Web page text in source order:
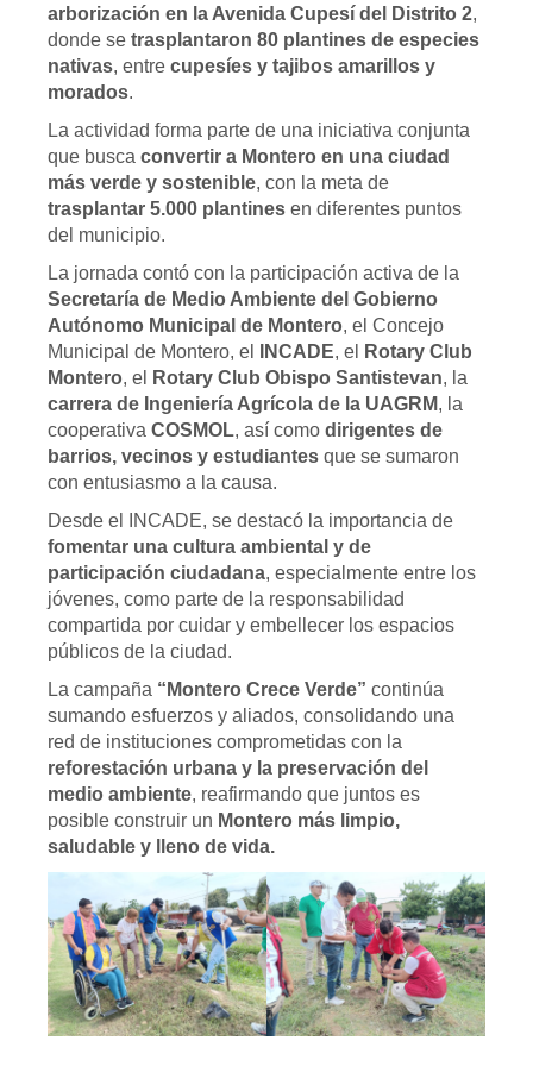
arborización en la Avenida Cupesí del Distrito 2,
donde se trasplantaron 80 plantines de especies
nativas, entre cupesíes y tajibos amarillos y
morados.
La actividad forma parte de una iniciativa conjunta
que busca convertir a Montero en una ciudad
más verde y sostenible, con la meta de
trasplantar 5.000 plantines en diferentes puntos
del municipio.
La jornada contó con la participación activa de la
Secretaría de Medio Ambiente del Gobierno
Autónomo Municipal de Montero, el Concejo
Municipal de Montero, el
INCADE, el
Rotary Club
Montero, el Rotary Club Obispo Santistevan, la
carrera de Ingeniería Agrícola de la UAGRM, la
cooperativa COSMOL, así como dirigentes de
barrios, vecinos y estudiantes que se sumaron
con entusiasmo a la causa.
Desde el INCADE, se destacó la importancia de
fomentar una cultura ambiental y de
participación ciudadana, especialmente entre los
jóvenes, como parte de la responsabilidad
compartida por cuidar y embellecer los espacios
públicos de la ciudad.
La campaña “Montero Crece Verde” continúa
sumando esfuerzos y aliados, consolidando una
red de instituciones comprometidas con la
reforestación urbana y la preservación del
medio ambiente, reafirmando que juntos es
posible construir un Montero más limpio,
saludable y lleno de vida.